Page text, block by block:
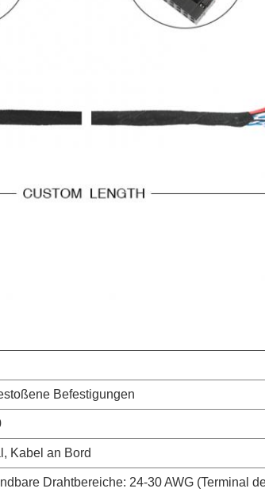
Befestigungen
Kabel an Bord
Drahtbereiche: 24-30 AWG (Terminal